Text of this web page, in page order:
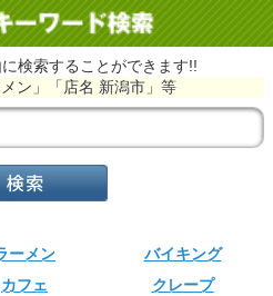
検索することができます!!
ン」「店名 新潟市」等
ーメン
バイキング
カフェ クレープ